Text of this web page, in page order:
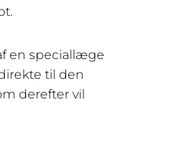
en speciallæge
til den
derefter vil